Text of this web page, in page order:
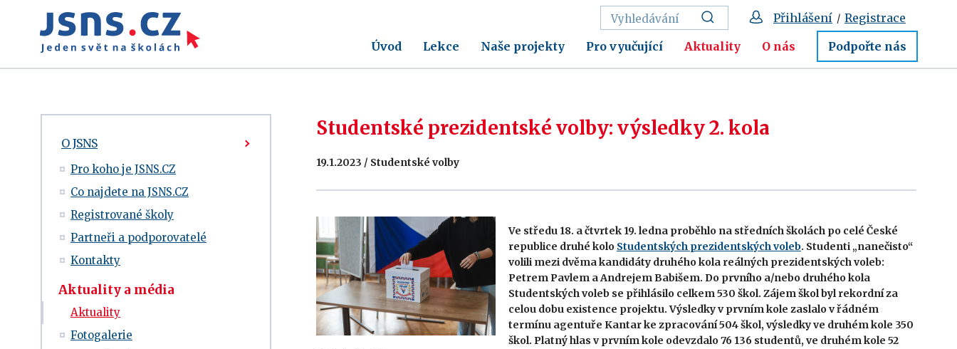
Úvod Lekce Naše projekty Pro vyučující Aktuality O nás Podpořte nás
Přihlášení / Registrace
O JSNS
Pro koho je JSNS.CZ
Co najdete na JSNS.CZ
Registrované školy
Partneři a podporovatelé
Kontakty
Aktuality a média
Aktuality
Fotogalerie
Studentské prezidentské volby: výsledky 2. kola
19.1.2023 / Studentské volby
Ve středu 18. a čtvrtek 19. ledna proběhlo na středních školách po celé České
republice druhé kolo Studentských prezidentských voleb. Studenti „nanečisto“
volili mezi dvěma kandidáty druhého kola reálných prezidentských voleb:
Petrem Pavlem a Andrejem Babišem. Do prvního a/nebo druhého kola
Studentských voleb se přihlásilo celkem 530 škol. Zájem škol byl rekordní za
celou dobu existence projektu. Výsledky v prvním kole zaslalo v řádném
termínu agentuře Kantar ke zpracování 504 škol, výsledky ve druhém kole 350
škol. Platný hlas v prvním kole odevzdalo 76 136 studentů, ve druhém kole 52